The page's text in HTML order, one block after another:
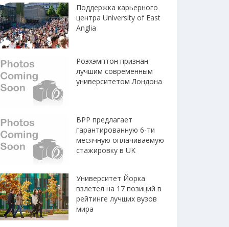
Поддержка карьерного
центра University of East
Anglia
Роэхэмптон признан
лучшим современным
университетом Лондона
BPP предлагает
гарантированную 6-ти
месячную оплачиваемую
стажировку в UK
Университет Йорка
взлетел на 17 позиций в
рейтинге лучших вузов
мира